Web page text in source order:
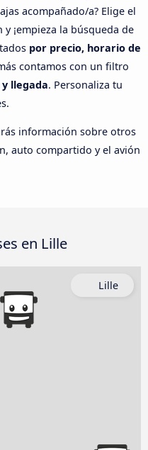
acompañado/a? Elige el
¡empieza la búsqueda de
por precio, horario de
contamos con un filtro
llegada. Personaliza tu
información sobre otros
auto compartido y el avión
en Lille
Lille